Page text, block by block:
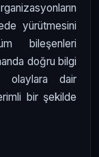
yürütmesini
bileşenleri
doğru bilgi
olaylara dair
bir şekilde